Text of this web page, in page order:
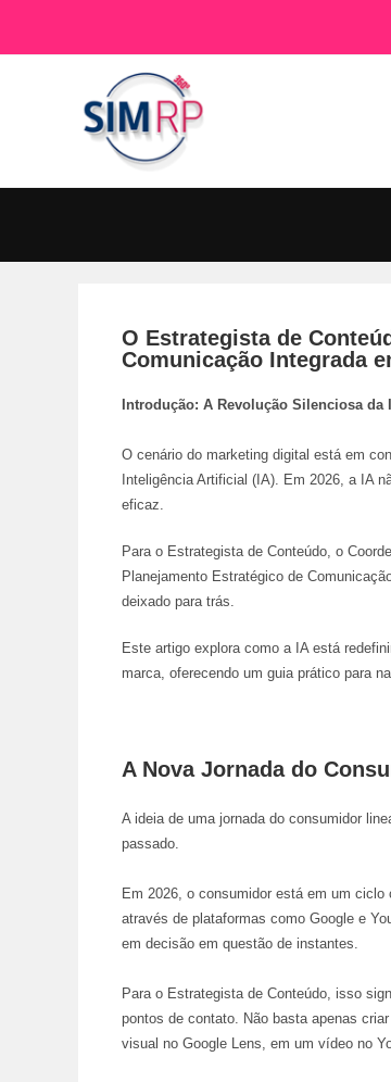
O Estrategista de
Comunicação Integrada
Introdução: A Revolução Silenciosa
O cenário do marketing digital está em
Inteligência Artificial (IA). Em 2026, a IA
eficaz.
Para o Estrategista de Conteúdo, o
Planejamento Estratégico de
deixado para trás.
Este artigo explora como a IA está
marca, oferecendo um guia prático para
A Nova Jornada do
A ideia de uma jornada do consumidor
passado.
Em 2026, o consumidor está em um ciclo
através de plataformas como Google e
em decisão em questão de instantes.
Para o Estrategista de Conteúdo, isso
pontos de contato. Não basta apenas
visual no Google Lens, em um vídeo no